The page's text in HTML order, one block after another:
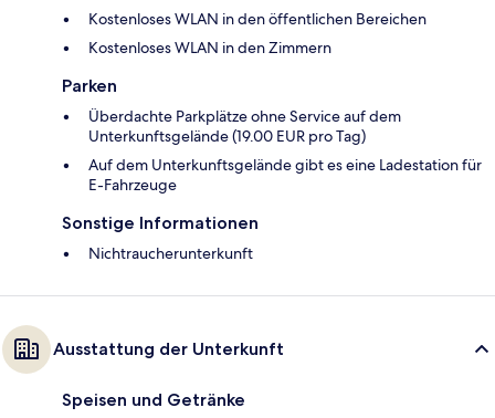
Kostenloses WLAN in den öffentlichen Bereichen
Kostenloses WLAN in den Zimmern
Parken
Überdachte Parkplätze ohne Service auf dem
Unterkunftsgelände (19.00 EUR pro Tag)
Auf dem Unterkunftsgelände gibt es eine Ladestation für
E-Fahrzeuge
Sonstige Informationen
Nichtraucherunterkunft
Ausstattung der Unterkunft
Speisen und Getränke